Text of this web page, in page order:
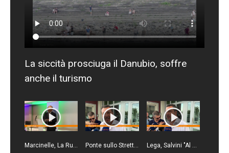
La siccità prosciuga il Danubio, soffre
anche il turismo